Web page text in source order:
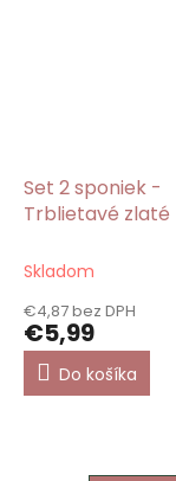
Set 2 sponiek -
Trblietavé zlaté
Skladom
€4,87 bez DPH
€5,99
Do košíka